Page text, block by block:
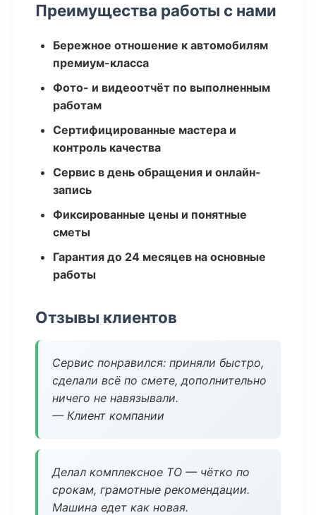
Преимущества работы с нами
Бережное отношение к автомобилям
премиум-класса
Фото- и видеоотчёт по выполненным
работам
Сертифицированные мастера и
контроль качества
Сервис в день обращения и онлайн-
запись
Фиксированные цены и понятные
сметы
Гарантия до 24 месяцев на основные
работы
Отзывы клиентов
Сервис понравился: приняли быстро,
сделали всё по смете, дополнительно
ничего не навязывали.
— Клиент компании
Делал комплексное ТО — чётко по
срокам, грамотные рекомендации.
Машина едет как новая.